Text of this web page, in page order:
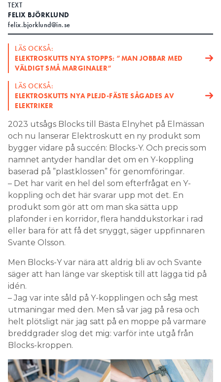
TEXT
FELIX BJÖRKLUND
felix.bjorklund@in.se
LÄS OCKSÅ:
ELEKTROSKUTTS NYA STOPPS: ”MAN JOBBAR MED
VÄLDIGT SMÅ MARGINALER”
LÄS OCKSÅ:
ELEKTROSKUTTS NYA PLEJD-FÄSTE SÅGADES AV
ELEKTRIKER
2023 utsågs Blocks till Bästa Elnyhet på Elmässan
och nu lanserar Elektroskutt en ny produkt som
bygger vidare på succén: Blocks-Y. Och precis som
namnet antyder handlar det om en Y-koppling
baserad på ”plastklossen” för genomföringar.
– Det har varit en hel del som efterfrågat en Y-
koppling och det här svarar upp mot det. En
produkt som gör att om man ska sätta upp
plafonder i en korridor, flera handdukstorkar i rad
eller bara för att få det snyggt, säger uppfinnaren
Svante Olsson.
Men Blocks-Y var nära att aldrig bli av och Svante
säger att han länge var skeptisk till att lägga tid på
idén.
– Jag var inte såld på Y-kopplingen och såg mest
utmaningar med den. Men så var jag på resa och
helt plötsligt när jag satt på en moppe på varmare
breddgrader slog det mig: varför inte utgå från
Blocks-kroppen.